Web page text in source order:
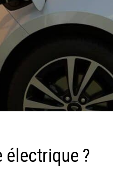
électrique ?